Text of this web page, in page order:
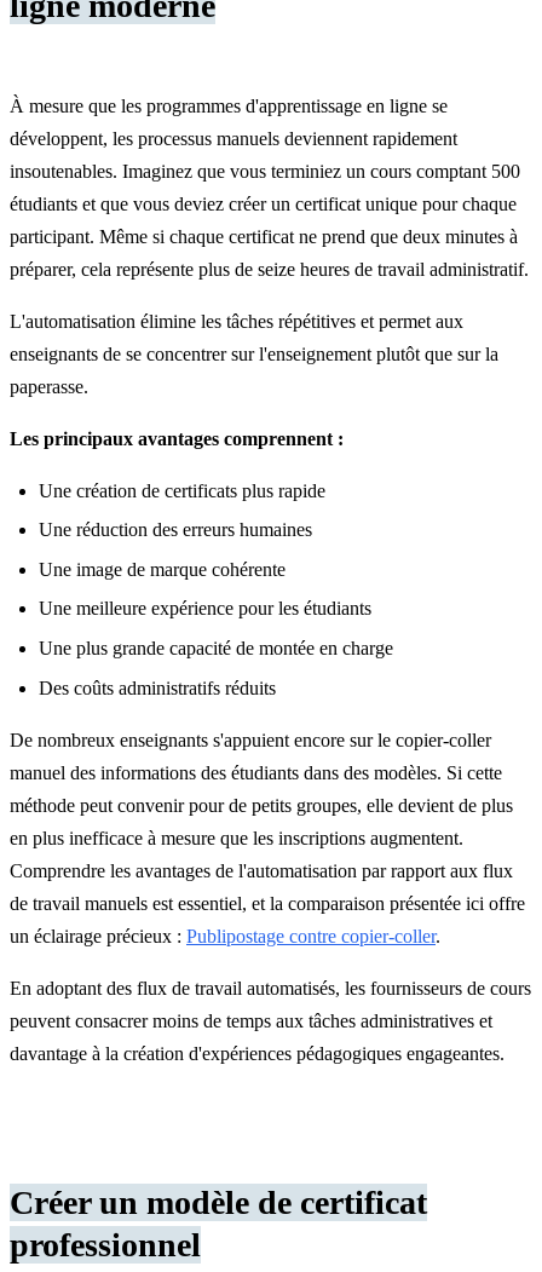
À mesure que les programmes d'apprentissage en ligne se
développent, les processus manuels deviennent rapidement
insoutenables. Imaginez que vous terminiez un cours comptant 500
étudiants et que vous deviez créer un certificat unique pour chaque
participant. Même si chaque certificat ne prend que deux minutes à
préparer, cela représente plus de seize heures de travail administratif.
L'automatisation élimine les tâches répétitives et permet aux
enseignants de se concentrer sur l'enseignement plutôt que sur la
paperasse.
Les principaux avantages comprennent :
Une création de certificats plus rapide
Une réduction des erreurs humaines
Une image de marque cohérente
Une meilleure expérience pour les étudiants
Une plus grande capacité de montée en charge
Des coûts administratifs réduits
De nombreux enseignants s'appuient encore sur le copier-coller
manuel des informations des étudiants dans des modèles. Si cette
méthode peut convenir pour de petits groupes, elle devient de plus
en plus inefficace à mesure que les inscriptions augmentent.
Comprendre les avantages de l'automatisation par rapport aux flux
de travail manuels est essentiel, et la comparaison présentée ici offre
un éclairage précieux : Publipostage contre copier-coller.
En adoptant des flux de travail automatisés, les fournisseurs de cours
peuvent consacrer moins de temps aux tâches administratives et
davantage à la création d'expériences pédagogiques engageantes.
Créer un modèle de certificat
professionnel